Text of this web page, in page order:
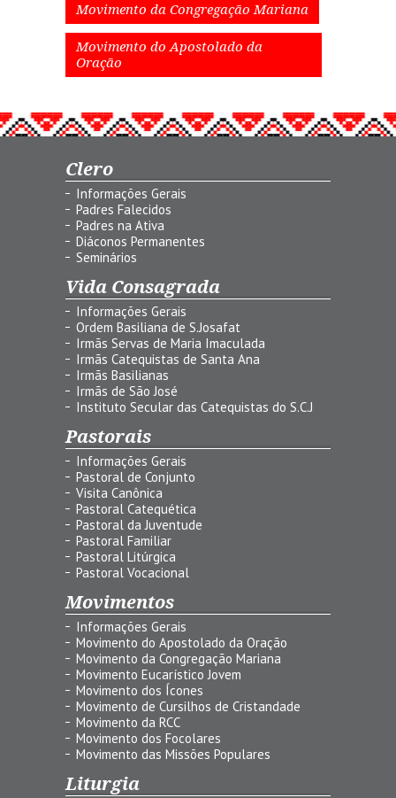
Movimento da Congregação Mariana
Movimento do Apostolado da
Oração
Clero
Informações Gerais
Padres Falecidos
Padres na Ativa
Diáconos Permanentes
Seminários
Vida Consagrada
Informações Gerais
Ordem Basiliana de S.Josafat
Irmãs Servas de Maria Imaculada
Irmãs Catequistas de Santa Ana
Irmãs Basilianas
Irmãs de São José
Instituto Secular das Catequistas do S.C.J
Pastorais
Informações Gerais
Pastoral de Conjunto
Visita Canônica
Pastoral Catequética
Pastoral da Juventude
Pastoral Familiar
Pastoral Litúrgica
Pastoral Vocacional
Movimentos
Informações Gerais
Movimento do Apostolado da Oração
Movimento da Congregação Mariana
Movimento Eucarístico Jovem
Movimento dos Ícones
Movimento de Cursilhos de Cristandade
Movimento da RCC
Movimento dos Focolares
Movimento das Missões Populares
Liturgia